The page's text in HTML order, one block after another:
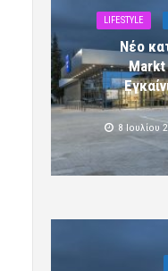
LIFESTYLE
Νέο
Markt
8 Ιουλίου